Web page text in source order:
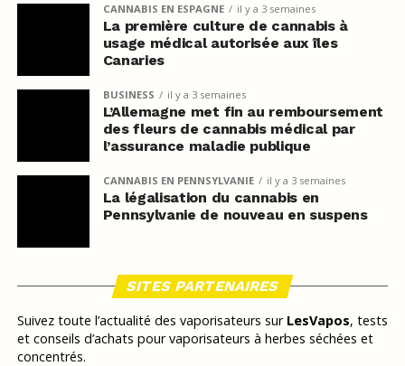
CANNABIS EN ESPAGNE il y a 3 semaines
La première culture de cannabis à
usage médical autorisée aux îles
Canaries
BUSINESS il y a 3 semaines
L’Allemagne met fin au remboursement
des fleurs de cannabis médical par
l’assurance maladie publique
CANNABIS EN PENNSYLVANIE il y a 3 semaines
La légalisation du cannabis en
Pennsylvanie de nouveau en suspens
SITES PARTENAIRES
Suivez toute l’actualité des vaporisateurs sur LesVapos, tests
et conseils d’achats pour vaporisateurs à herbes séchées et
concentrés.